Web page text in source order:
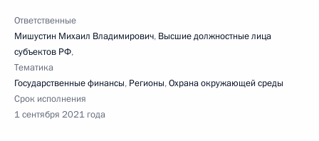
Ответственные
Мишустин Михаил Владимирович, Высшие должностные лица
субъектов РФ,
Тематика
Государственные финансы, Регионы,Охрана окружающей среды
Срок исполнения
1 сентября 2021 года